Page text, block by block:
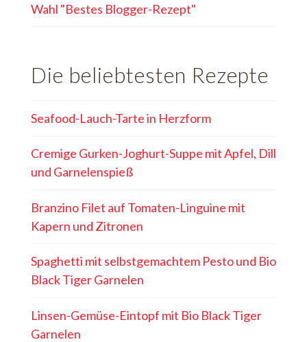
Wahl "Bestes Blogger-Rezept"
Die beliebtesten Rezepte
Seafood-Lauch-Tarte in Herzform
Cremige Gurken-Joghurt-Suppe mit Apfel, Dill
und Garnelenspieß
Branzino Filet auf Tomaten-Linguine mit
Kapern und Zitronen
Spaghetti mit selbstgemachtem Pesto und Bio
Black Tiger Garnelen
Linsen-Gemüse-Eintopf mit Bio Black Tiger
Garnelen